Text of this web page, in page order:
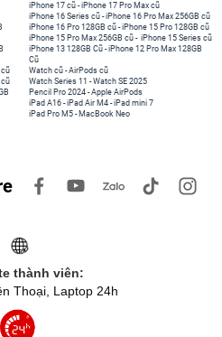
iPhone 17 cũ -iPhone 17 Pro Max cũ
iPhone 16 Series cũ - iPhone 16 Pro Max 256GB cũ
iPhone 16 Pro 128GB cũ -iPhone 15 Pro 128GB cũ
iPhone 15 Pro Max 256GB cũ - iPhone 15 Series cũ
cũ
cũ
iPhone 13 128GB Cũ -iPhone 12 Pro Max 128GB
Cũ
Watch cũ -AirPods cũ
Watch Series 11 -Watch SE 2025
Pencil Pro 2024 -Apple AirPods
iPad A16 -iPad Air M4 -iPad mini 7
iPad Pro M5 - MacBook Neo
thành viên:
Thoại, Laptop 24h